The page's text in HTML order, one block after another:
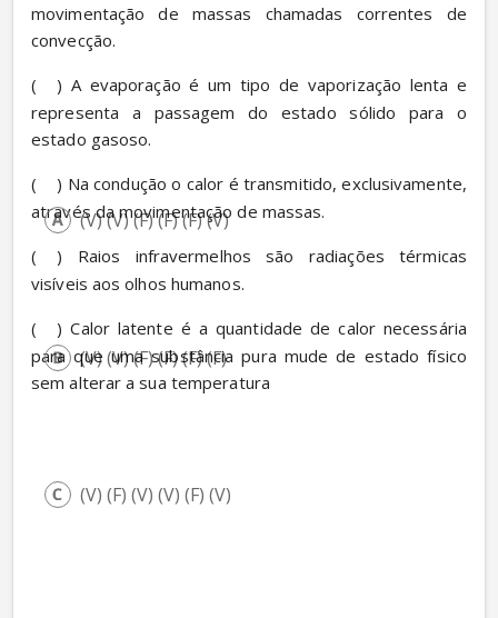
movimentação de massas chamadas correntes de
convecção.
(
) A evaporação é um tipo de vaporização lenta e
representa a passagem do estado sólido para o
estado gasoso.
(
) Na condução o calor é transmitido, exclusivamente,
através da movimentação de massas.
(
) Raios infravermelhos são radiações térmicas
visíveis aos olhos humanos.
(
) Calor latente é a quantidade de calor necessária
para que uma substância pura mude de estado físico
sem alterar a sua temperatura
(V) (V) (F) (F) (F) (V)
(V) (V) (F) (F) (F) (F)
(V) (F) (V) (V) (F) (V)